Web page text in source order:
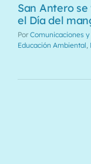
San Antero
el Día del
Por Comunicaciones
Educación Ambiental